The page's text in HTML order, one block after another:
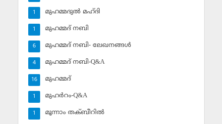
മുഹമ്മദുല്‍ മഹ്ദി
1
മുഹമ്മദ് നബി
1
മുഹമ്മദ് നബി- ലേഖനങ്ങള്‍
6
മുഹമ്മദ് നബി-Q&A
4
മുഹമ്മദ്‌
16
മുഹര്‍റം-Q&A
1
മൂന്നാം തക്ബീറില്‍
1